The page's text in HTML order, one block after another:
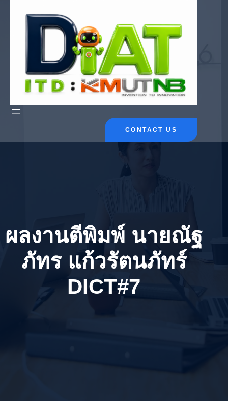
CONTACT US
ผลงานตีพิมพ์ นายณัฐ
ภัทร แก้วรัตนภัทร์
DICT#7